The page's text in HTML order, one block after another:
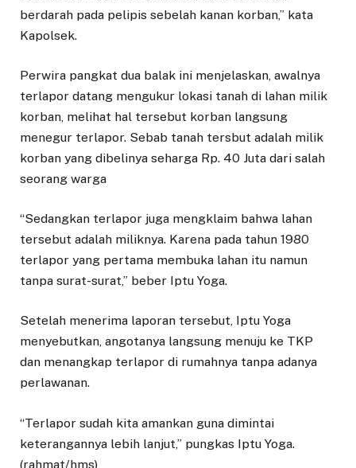
berdarah pada pelipis sebelah kanan korban,” kata
Kapolsek.
Perwira pangkat dua balak ini menjelaskan, awalnya
terlapor datang mengukur lokasi tanah di lahan milik
korban, melihat hal tersebut korban langsung
menegur terlapor. Sebab tanah tersbut adalah milik
korban yang dibelinya seharga Rp. 40 Juta dari salah
seorang warga
“Sedangkan terlapor juga mengklaim bahwa lahan
tersebut adalah miliknya. Karena pada tahun 1980
terlapor yang pertama membuka lahan itu namun
tanpa surat-surat,” beber Iptu Yoga.
Setelah menerima laporan tersebut, Iptu Yoga
menyebutkan, angotanya langsung menuju ke TKP
dan menangkap terlapor di rumahnya tanpa adanya
perlawanan.
“Terlapor sudah kita amankan guna dimintai
keterangannya lebih lanjut,” pungkas Iptu Yoga.
(rahmat/hms)